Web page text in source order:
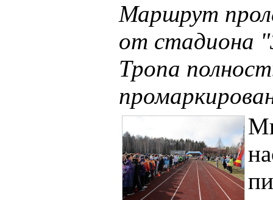
Маршрут
от стадиона
Тропа